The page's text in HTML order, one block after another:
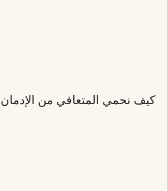
كيف نحمي المتعافي من الإدمان